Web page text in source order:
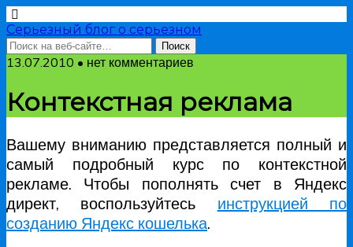
Серьезный блог о серьезном
13.07.2010 • нет комментариев
Контекстная реклама
Вашему вниманию представляется полный и
самый подробный курс по контекстной
рекламе. Чтобы пополнять счет в Яндекс
директ, воспользуйтесь инструкцией по
созданию Яндекс кошелька.